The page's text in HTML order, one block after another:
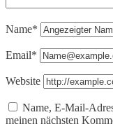
Name*
Email*
Website
Name, E-Mail-
meinen nächsten